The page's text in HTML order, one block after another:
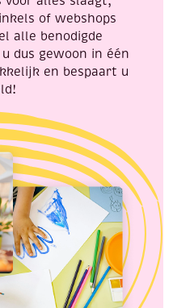
of webshops
alle benodigde
dus gewoon in één
en bespaart u